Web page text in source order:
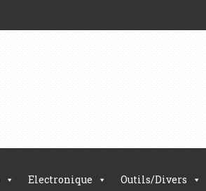
Electronique Outils/Divers